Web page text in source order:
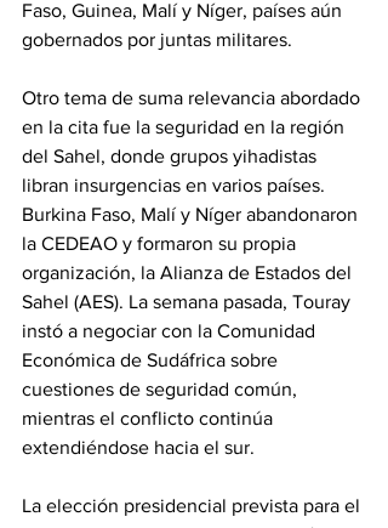
Faso, Guinea, Malí y Níger, países aún
gobernados por juntas militares.
‎Otro tema de suma relevancia abordado
en la cita fue la seguridad en la región
del Sahel, donde grupos yihadistas
libran insurgencias en varios países.
Burkina Faso, Malí y Níger abandonaron
la CEDEAO y formaron su propia
organización, la Alianza de Estados del
Sahel (AES). La semana pasada, Touray
instó a negociar con la Comunidad
Económica de Sudáfrica sobre
cuestiones de seguridad común,
mientras el conflicto continúa
extendiéndose hacia el sur.
‎La elección presidencial prevista para el